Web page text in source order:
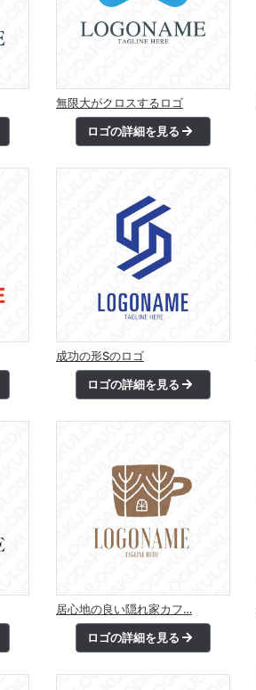
無限大がクロスするロゴ
ロゴの詳細を見る
成功の形Sのロゴ
ロゴの詳細を見る
居心地の良い隠れ家カフ…
ロゴの詳細を見る